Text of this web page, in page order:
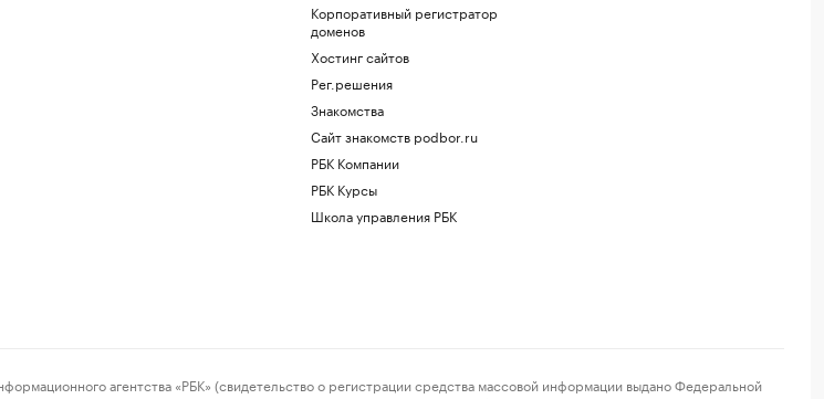
Корпоративный регистратор
доменов
Хостинг сайтов
Рег.решения
Знакомства
Сайт знакомств podbor.ru
РБК Компании
РБК Курсы
Школа управления РБК
агентства «РБК» (свидетельство о регистрации средства массовой информации выдано Федеральной